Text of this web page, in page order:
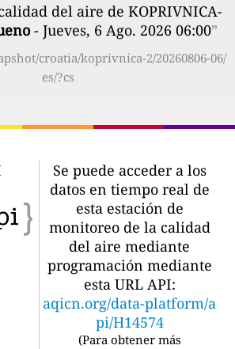
del aire de KOPRIVNICA-
- Jueves, 6 Ago. 2026 06:00”
croatia/koprivnica-2/20260806-06/
es/?cs
Se puede acceder a los
datos en tiempo real de
esta estación de
monitoreo de la calidad
del aire mediante
programación mediante
esta URL API:
aqicn.org/data-platform/a
pi/H14574
(Para obtener más